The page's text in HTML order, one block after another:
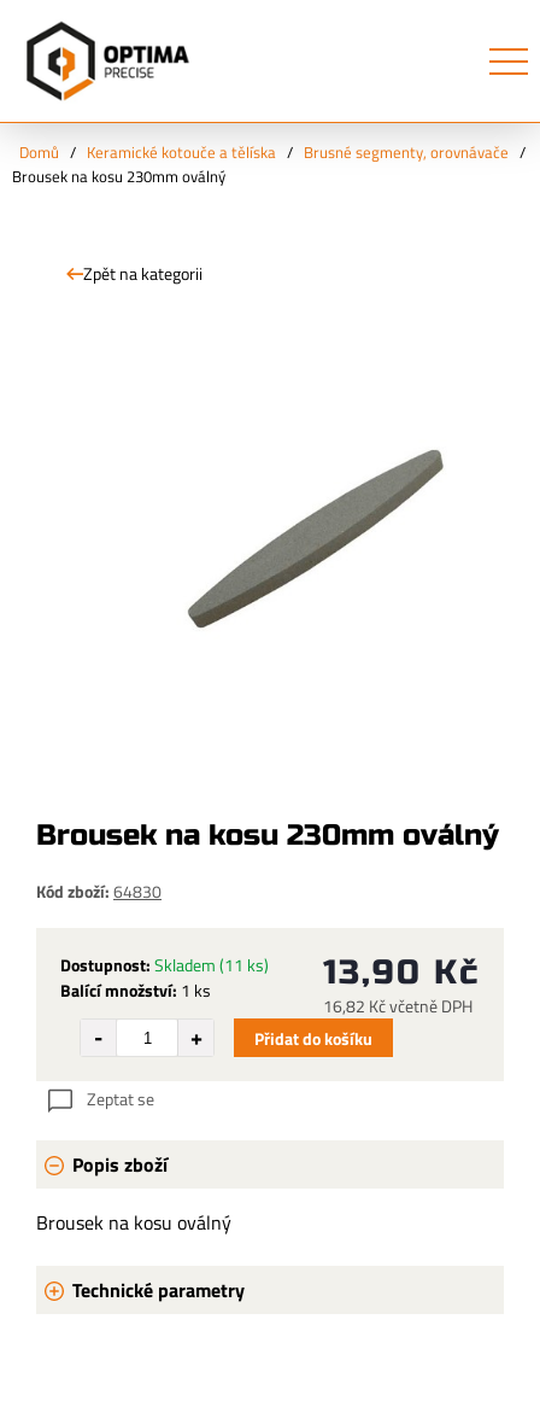
Domů / Keramické kotouče a tělíska / Brusné segmenty, orovnávače /
Brousek na kosu 230mm oválný
Zpět na kategorii
Brousek na kosu 230mm oválný
Kód zboží:64830
Dostupnost:Skladem(11 ks)
Balící množství: 1 ks 13,90 Kč
16,82 Kč včetně DPH
Přidat do košíku
Zeptat se
Popis zboží
Brousek na kosu oválný
Technické parametry